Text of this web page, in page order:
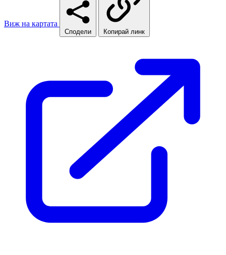
Виж на картата
Сподели Копирай линк